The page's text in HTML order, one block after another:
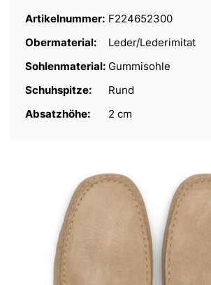
Artikelnummer: F224652300
Obermaterial:
Leder/Lederimitat
Sohlenmaterial: Gummisohle
Schuhspitze:
Rund
Absatzhöhe:
2 cm